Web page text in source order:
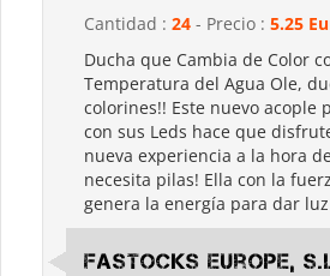
Cantidad : 24 - Precio : 5.25
Ducha que Cambia de Color
Temperatura del Agua Ole,
colorines!! Este nuevo acople
con sus Leds hace que
nueva experiencia a la hora
necesita pilas! Ella con la
genera la energía para dar
Fastocks Europe,